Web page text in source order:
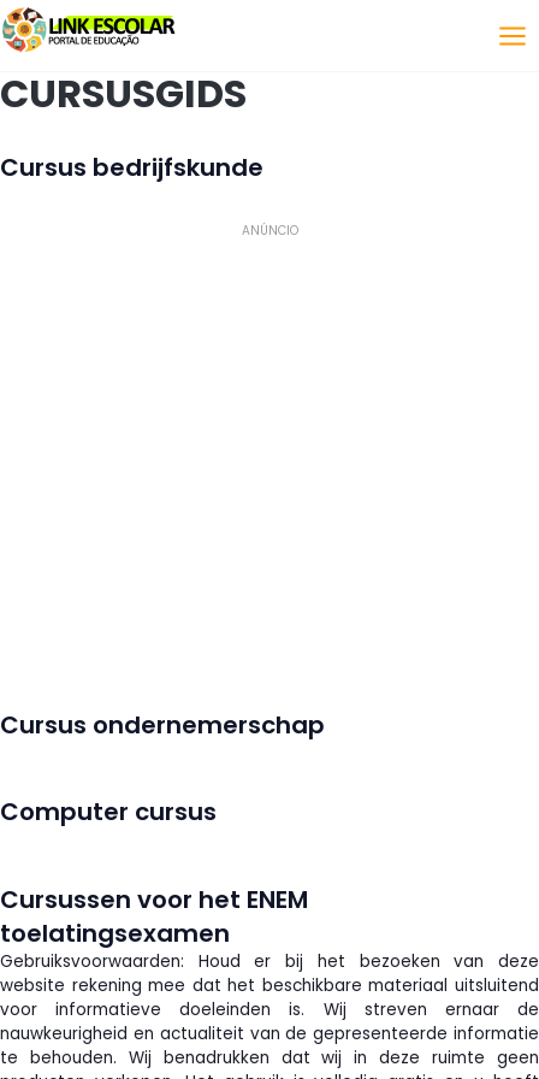
Koppeling
CURSUSGIDS
Cursus bedrijfskunde
ANÚNCIO
Cursus ondernemerschap
Computer cursus
Cursussen voor het ENEM
toelatingsexamen
Gebruiksvoorwaarden: Houd er bij het bezoeken van deze
website rekening mee dat het beschikbare materiaal uitsluitend
voor informatieve doeleinden is. Wij streven ernaar de
nauwkeurigheid en actualiteit van de gepresenteerde informatie
te behouden. Wij benadrukken dat wij in deze ruimte geen